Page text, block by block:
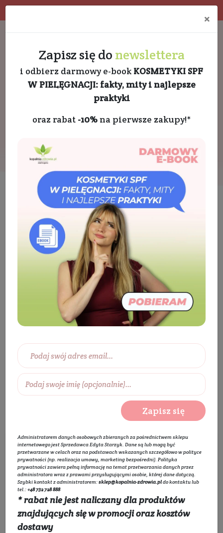
Producenci VITIGNA SkinLove
VITIGNA SkinLove
Wybierz zakres cen:
0 zł 450 zł
Wybierz kategorie:
Rozwiń listę
×
Zapisz się do newslettera
i odbierz darmowy e-book KOSMETYKI SPF
W PIELĘGNACJI: fakty, mity i najlepsze
praktyki
oraz rabat -10%na pierwsze zakupy!*
Zapisz się
Administratorem danych osobowych zbieranych za pośrednictwem sklepu
internetowego jest Sprzedawca Edyta Starzyk. Dane są lub mogą być
przetwarzane w celach oraz na podstawach wskazanych szczegółowo wpolityce
prywatności (np. realizacja umowy, marketing bezpośredni). Polityka
prywatnościzawiera pełną informację na temat przetwarzania danych przez
administratora wraz z prawami przysługującymi osobie, której dane dotyczą.
Szybki kontakt z administratorem:sklep@kopalnia-zdrowia.pldo kontaktu lub
tel.:+48 732 728 888
* rabat nie jest naliczany dla produktów
znajdujących się w promocji oraz kosztów
dostawy